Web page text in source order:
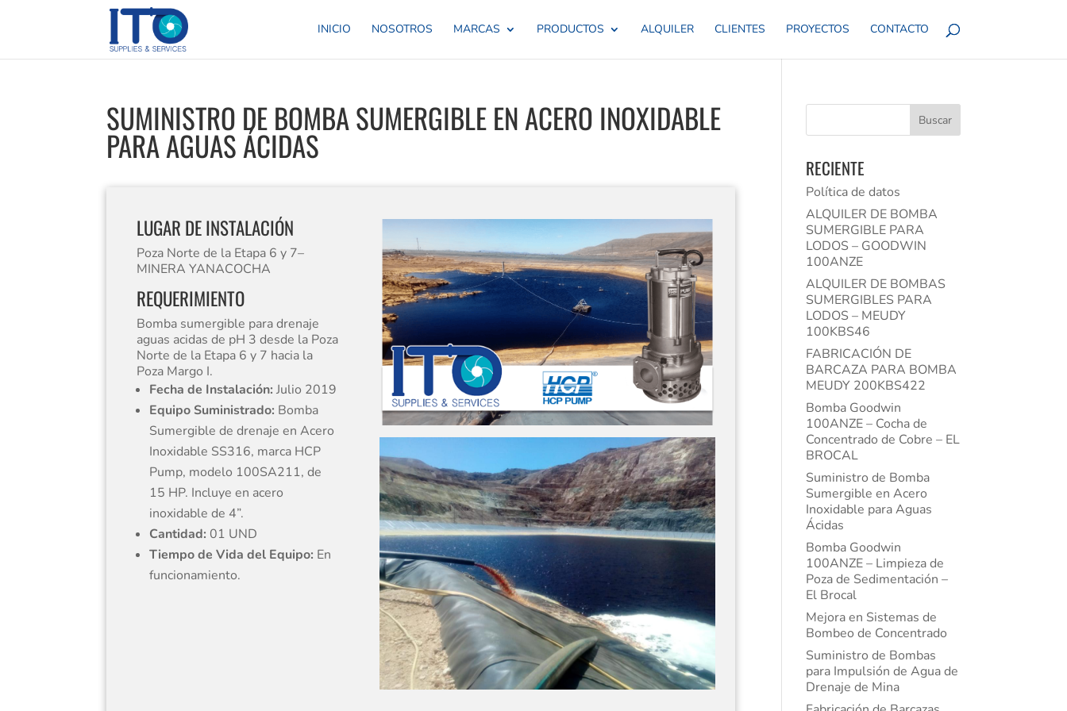
INICIO NOSOTROS MARCAS PRODUCTOS ALQUILER CLIENTES PROYECTOS CONTACTO
SUMINISTRO DE BOMBA SUMERGIBLE EN ACERO INOXIDABLE
PARA AGUAS ÁCIDAS
LUGAR DE INSTALACIÓN
Poza Norte de la Etapa 6 y 7–
MINERA YANACOCHA
REQUERIMIENTO
Bomba sumergible para drenaje
aguas acidas de pH 3 desde la Poza
Norte de la Etapa 6 y 7 hacia la
Poza Margo I.
Fecha de Instalación: Julio 2019
Equipo Suministrado: Bomba
Sumergible de drenaje en Acero
Inoxidable SS316, marca HCP
Pump, modelo 100SA211, de
15 HP. Incluye en acero
inoxidable de 4”.
Cantidad: 01 UND
Tiempo de Vida del Equipo: En
funcionamiento.
RECIENTE
Política de datos
ALQUILER DE BOMBA
SUMERGIBLE PARA
LODOS – GOODWIN
100ANZE
ALQUILER DE BOMBAS
SUMERGIBLES PARA
LODOS – MEUDY
100KBS46
FABRICACIÓN DE
BARCAZA PARA BOMBA
MEUDY 200KBS422
Bomba Goodwin
100ANZE – Cocha de
Concentrado de Cobre – EL
BROCAL
Suministro de Bomba
Sumergible en Acero
Inoxidable para Aguas
Ácidas
Bomba Goodwin
100ANZE – Limpieza de
Poza de Sedimentación –
El Brocal
Mejora en Sistemas de
Bombeo de Concentrado
Suministro de Bombas
para Impulsión de Agua de
Drenaje de Mina